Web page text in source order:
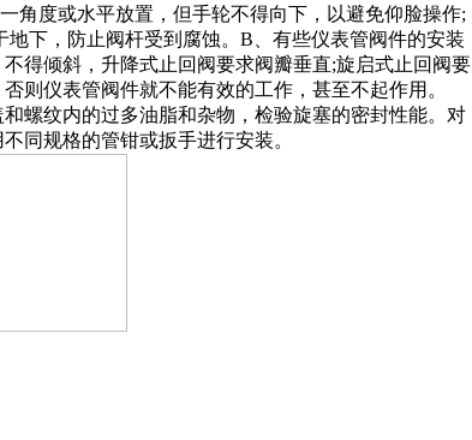
角度或水平放置，但手轮不得向下，以避免仰脸操作;
下，防止阀杆受到腐蚀。B、有些仪表管阀件的安装
得倾斜，升降式止回阀要求阀瓣垂直;旋启式止回阀要
则仪表管阀件就不能有效的工作，甚至不起作用。
螺纹内的过多油脂和杂物，检验旋塞的密封性能。对
同规格的管钳或扳手进行安装。